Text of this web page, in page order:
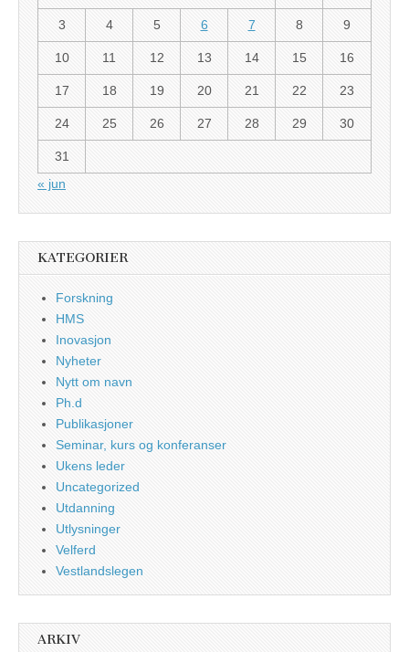
3 4 5 6 7 8 9
10 11 12 13 14 15 16
17 18 19 20 21 22 23
24 25 26 27 28 29 30
31
« jun
KATEGORIER
Forskning
HMS
Inovasjon
Nyheter
Nytt om navn
Ph.d
Publikasjoner
Seminar, kurs og konferanser
Ukens leder
Uncategorized
Utdanning
Utlysninger
Velferd
Vestlandslegen
ARKIV